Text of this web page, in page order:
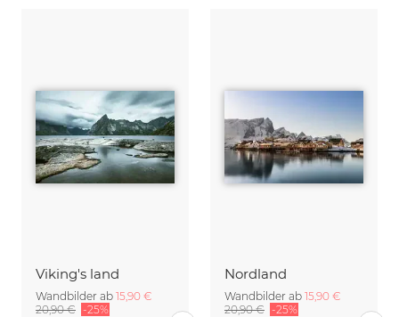
Viking's land
Wandbilder ab 15,90 €
20,90 € -25%
Nordland
Wandbilder ab 15,90 €
20,90 € -25%